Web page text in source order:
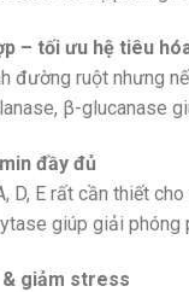
– tối ưu hệ tiêu
đường ruột nhưng
β-glucanase
đầy đủ
D, E rất cần thiết
giúp giải phóng
giảm stress